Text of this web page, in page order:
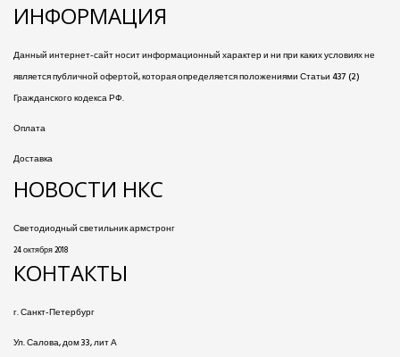
ИНФОРМАЦИЯ
Данный интернет-сайт носит информационный характер и ни при каких условиях не
является публичной офертой, которая определяется положениями Статьи 437 (2)
Гражданского кодекса РФ.
Оплата
Доставка
НОВОСТИ НКС
Светодиодный светильник армстронг
24 октября 2018
КОНТАКТЫ
г. Санкт-Петербург
Ул. Салова, дом 33, лит А